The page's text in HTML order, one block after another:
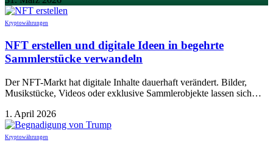
Kryptowährungen
NFT erstellen und digitale Ideen in begehrte
Sammlerstücke verwandeln
Der NFT-Markt hat digitale Inhalte dauerhaft verändert. Bilder,
Musikstücke, Videos oder exklusive Sammlerobjekte lassen sich…
1. April 2026
Kryptowährungen